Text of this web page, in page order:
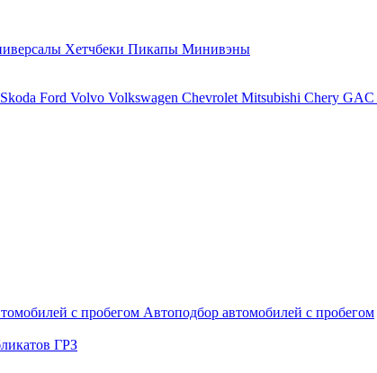
Хетчбеки Пикапы Минивэны
Skoda Ford Volvo Volkswagen Chevrolet Mitsubishi Chery GAC
с пробегом Автоподбор автомобилей с пробегом
ГРЗ